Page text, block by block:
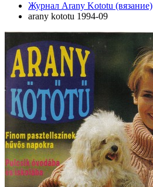
Журнал Arany Kototu (вязание)
arany kototu 1994-09